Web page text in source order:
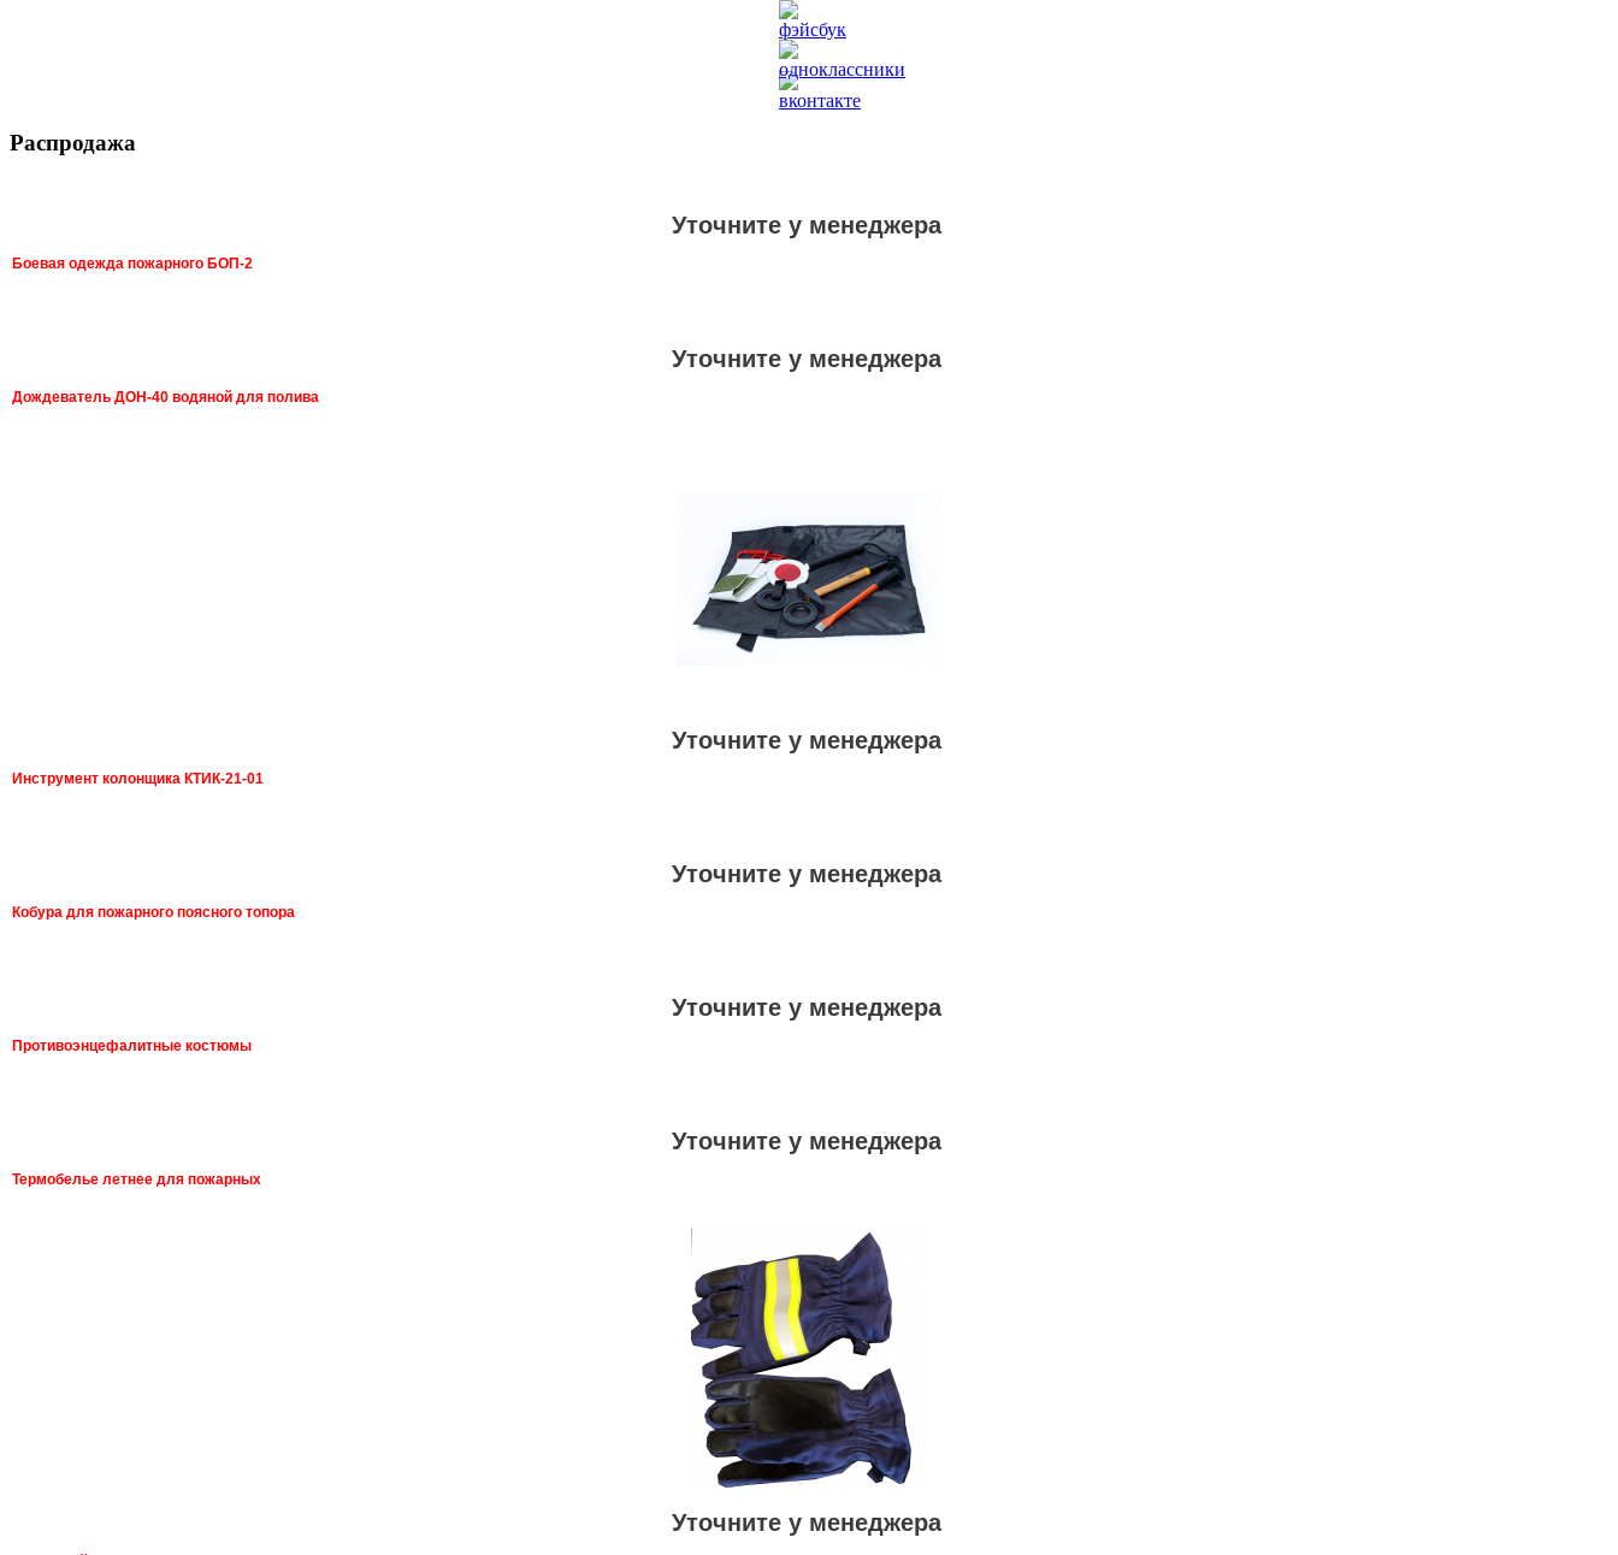
Распродажа
Уточните у менеджера
Боевая одежда пожарного БОП-2
Уточните у менеджера
Дождеватель ДОН-40 водяной для полива
Уточните у менеджера
Инструмент колонщика КТИК-21-01
Уточните у менеджера
Кобура для пожарного поясного топора
Уточните у менеджера
Противоэнцефалитные костюмы
Уточните у менеджера
Термобелье летнее для пожарных
Уточните у менеджера